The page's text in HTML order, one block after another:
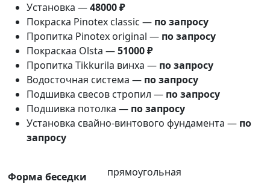
Установка —48000 ₽
Покраска Pinotex classic — по запросу
Пропитка Pinotex original — по запросу
Покраскаа Olsta —51000 ₽
Пропитка Tikkurila винха — по запросу
Водосточная система — по запросу
Подшивка свесов стропил — по запросу
Подшивка потолка — по запросу
Установка свайно-винтового фундамента — по
запросу
Форма беседки прямоугольная